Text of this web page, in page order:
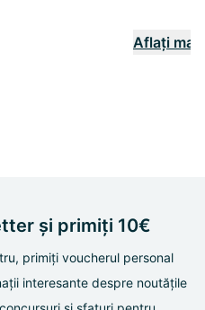
Aflați mai
și primiți 10€
primiți voucherul personal
interesante despre noutățile